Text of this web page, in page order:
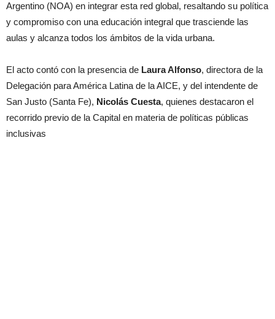
Argentino (NOA) en integrar esta red global, resaltando su política
y compromiso con una educación integral que trasciende las
aulas y alcanza todos los ámbitos de la vida urbana.
El acto contó con la presencia de Laura Alfonso, directora de la
Delegación para América Latina de la AICE, y del intendente de
San Justo (Santa Fe), Nicolás Cuesta, quienes destacaron el
recorrido previo de la Capital en materia de políticas públicas
inclusivas